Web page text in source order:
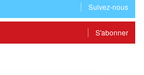
Suivez-nous
S'abonner